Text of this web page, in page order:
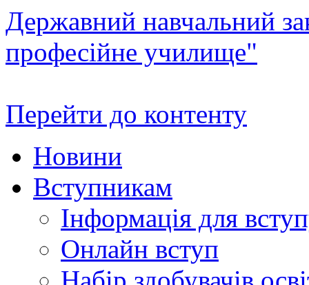
Державний навчальний
професійне училище"
Перейти до контенту
Новини
Вступникам
Інформація для
Онлайн вступ